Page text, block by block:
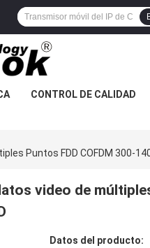
CONTROL DE CALIDAD
Puntos FDD COFDM 300-
video de
Datos del producto: